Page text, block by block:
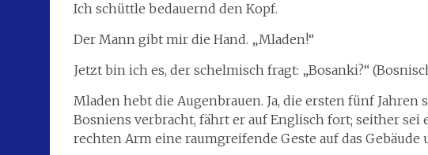
Ich schüttle bedauernd den Kopf.
Der Mann gibt mir die Hand. „Mladen!“
Jetzt bin ich es, der schelmisch fragt: „Bosanki?“
Mladen hebt die Augenbrauen. Ja, die ersten fünf Jahren
Bosniens verbracht, fährt er auf Englisch fort; seither sei
rechten Arm eine raumgreifende Geste auf das